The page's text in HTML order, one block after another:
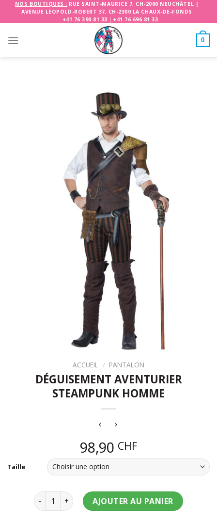
NOS BOUTIQUES : RUE SAINT-MAURICE 7, CH-2000 NEUCHÂTEL |
AVENUE LÉOPOLD-ROBERT 37, CH-2300 LA CHAUX-DE-FONDS
+41 76 390 81 33 | +41 76 696 81 33
0
ACCUEIL / PANTALON
DÉGUISEMENT AVENTURIER
STEAMPUNK HOMME
98,90 CHF
Taille
quantité de Déguisement aventurier Steampunk
AJOUTER AU PANIER